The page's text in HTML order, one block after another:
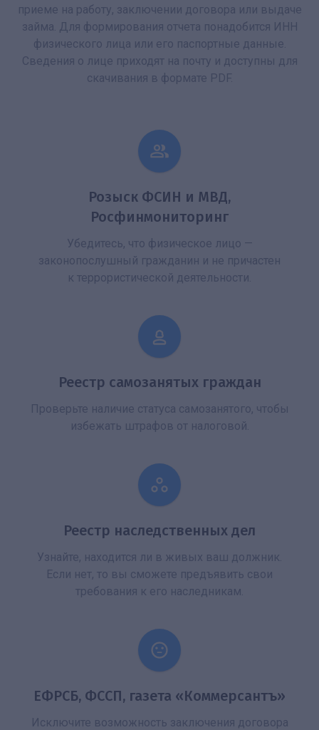
приеме на работу, заключении договора или выдаче
займа. Для формирования отчета понадобится ИНН
физического лица или его паспортные данные.
Сведения о лице приходят на почту и доступны для
скачивания в формате PDF.
Розыск ФСИН и МВД,
Росфинмониторинг
Убедитесь, что физическое лицо —
законопослушный гражданин и не причастен
к террористической деятельности.
Реестр самозанятых граждан
Проверьте наличие статуса самозанятого, чтобы
избежать штрафов от налоговой.
Реестр наследственных дел
Узнайте, находится ли в живых ваш должник.
Если нет, то вы сможете предъявить свои
требования к его наследникам.
ЕФРСБ, ФССП, газета «Коммерсантъ»
Исключите возможность заключения договора